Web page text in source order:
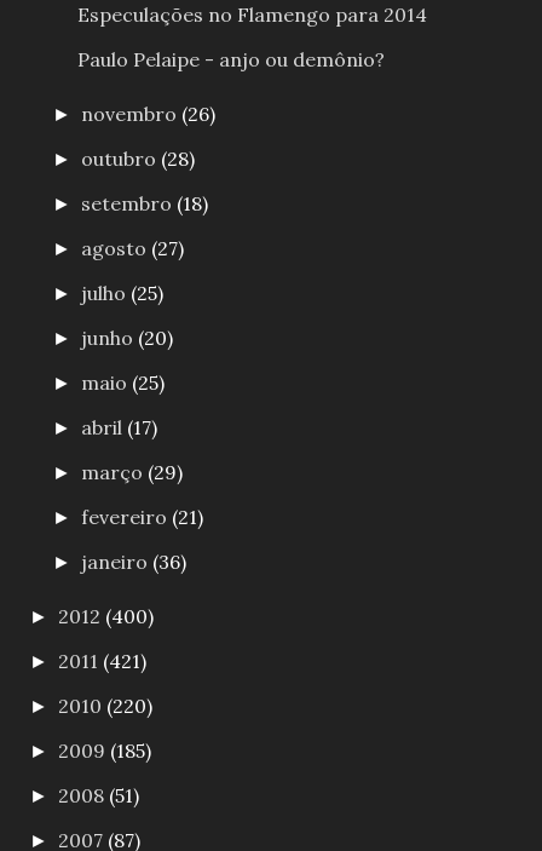
Especulações no Flamengo para 2014
Paulo Pelaipe - anjo ou demônio?
► novembro (26)
► outubro (28)
► setembro (18)
► agosto (27)
► julho (25)
► junho (20)
► maio (25)
► abril (17)
► março (29)
►fevereiro (21)
► janeiro (36)
► 2012 (400)
► 2011 (421)
► 2010 (220)
► 2009 (185)
► 2008 (51)
► 2007 (87)